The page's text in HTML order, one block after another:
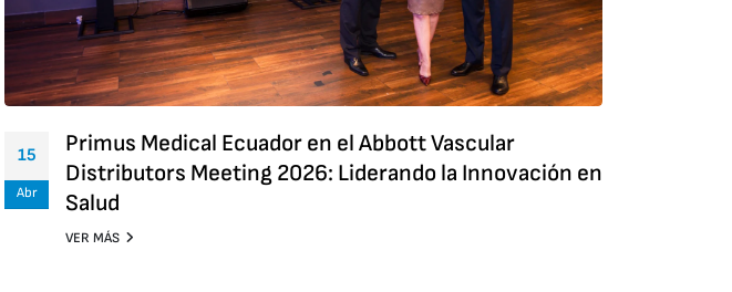
15
Abr
Primus Medical Ecuador en el Abbott Vascular
Distributors Meeting 2026: Liderando la Innovación en
Salud
VER MÁS